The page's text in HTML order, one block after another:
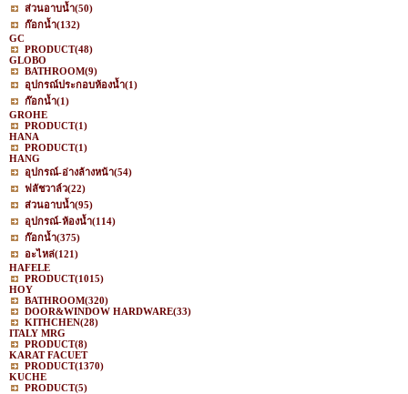
ส่วนอาบน้ำ(50)
ก๊อกน้ำ(132)
GC
PRODUCT(48)
GLOBO
BATHROOM(9)
อุปกรณ์ประกอบห้องน้ำ(1)
ก๊อกน้ำ(1)
GROHE
PRODUCT(1)
HANA
PRODUCT(1)
HANG
อุปกรณ์-อ่างล้างหน้า(54)
ฟลัชวาล์ว(22)
ส่วนอาบน้ำ(95)
อุปกรณ์-ห้องน้ำ(114)
ก๊อกน้ำ(375)
อะไหล่(121)
HAFELE
PRODUCT(1015)
HOY
BATHROOM(320)
DOOR&WINDOW HARDWARE(33)
KITHCHEN(28)
ITALY MRG
PRODUCT(8)
KARAT FACUET
PRODUCT(1370)
KUCHE
PRODUCT(5)